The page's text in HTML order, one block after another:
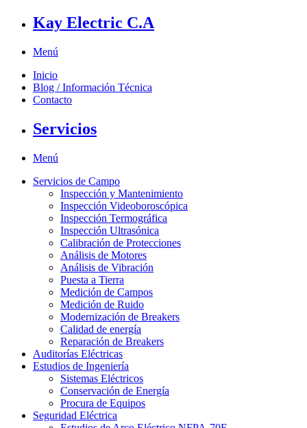
Kay Electric C.A
Menú
Inicio
Blog / Información Técnica
Contacto
Servicios
Menú
Servicios de Campo
Inspección y Mantenimiento
Inspección Videoboroscópica
Inspección Termográfica
Inspección Ultrasónica
Calibración de Protecciones
Análisis de Motores
Análisis de Vibración
Puesta a Tierra
Medición de Campos
Medición de Ruido
Modernización de Breakers
Calidad de energía
Reparación de Breakers
Auditorías Eléctricas
Estudios de Ingeniería
Sistemas Eléctricos
Conservación de Energía
Procura de Equipos
Seguridad Eléctrica